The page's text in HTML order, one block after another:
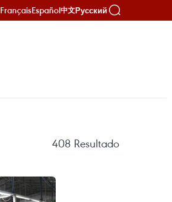
FrançaisEspañol中文Русский
408 Resultado